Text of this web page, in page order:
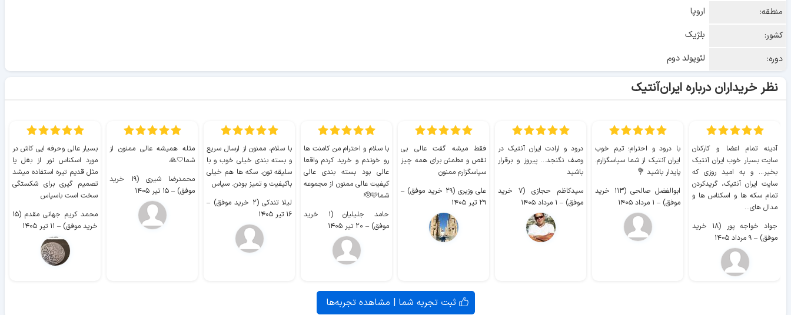
منطقه:
اروپا
کشور:
بلژیک
دوره:
لئوپولد دوم
نظر خریداران درباره ایران‌آنتیک
آدینه تمام اعضا و کارکنان
سایت بسیار خوب ايران آنتیک
بخیر... و به امید روزی که
سایت ايران آنتیک، گریدکردن
تمام سکه ها و اسکناس ها و
مدال های...
جواد خواجه پور (۱۸ خرید
موفق) – ۹ مرداد ۱۴۰۵
با درود و احترام؛ تیم خوب
ایران آنتیک از شما سپاسگزارم.
پایدار باشید 💐
ابوالفضل صالحی (۱۱۳ خرید
موفق) – ۱ مرداد ۱۴۰۵
درود و ارادت ایران آنتیک در
وصف نگنجد... پیروز و برقرار
باشید
سیدکاظم حجازی (۷ خرید
موفق) – ۱ مرداد ۱۴۰۵
فقط میشه گفت عالی بی
نقص و مطمئن برای همه چیز
سپاسگزارم ممنون
علی وزیری (۲۹ خرید موفق)
–
۲۹ تیر ۱۴۰۵
با سلام و احترام من کامنت ها
رو خوندم و خرید کردم واقعا
عالی بود بسته بندی عالی
کیفیت عالی ممنون از مجموعه
شما🫡🩷
حامد جلیلیان (۱ خرید
موفق) – ۲۰ تیر ۱۴۰۵
با سلام، ممنون از ارسال سریع
و بسته بندی خیلی خوب و با
سلیقه تون. سکه ها هم خیلی
باکیفیت و تمیز بودن. سپاس
لیلا تندکی (۲ خرید موفق)
–
۱۶ تیر ۱۴۰۵
مثله همیشه عالی ممنون از
شما🤍🙏
محمدرضا شیری (۱۹ خرید
موفق) – ۱۵ تیر ۱۴۰۵
بسیار عالی وحرفه ایی کاش در
مورد اسکناس نور از بغل یا
مثل قدیم تیره استفاده میشد
تصمیم گیری برای شکستگی
سخت است باسپاس
محمد کریم جهانی مقدم (۱۵
خرید موفق) – ۱۱ تیر ۱۴۰۵
ثبت تجربه شما | مشاهده تجربه‌ها